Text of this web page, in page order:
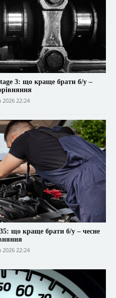
3: що краще брати б/у –
22:24
що краще брати б/у – чесне
22:24